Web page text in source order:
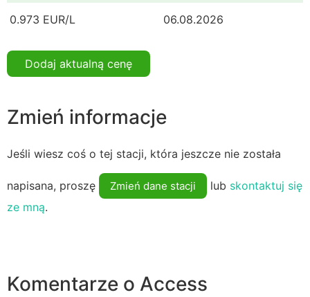
0.973 EUR/L 06.08.2026
Dodaj aktualną cenę
Zmień informacje
Jeśli wiesz coś o tej stacji, która jeszcze nie została
napisana, proszę Zmień dane stacji lub skontaktuj się
ze mną.
Komentarze o Access